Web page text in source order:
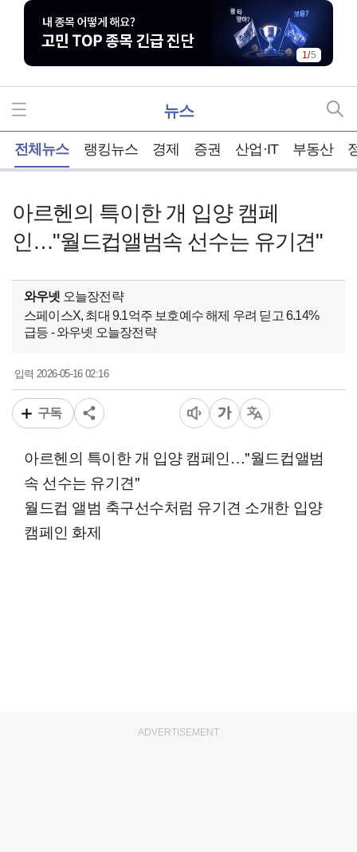
1/5
뉴스
전체뉴스 랭킹뉴스 경제 증권 산업·IT 부동산
아르헨의 특이한 개 입양 캠페
인…"월드컵앨범속 선수는 유기견"
와우넷 오늘장전략
스페이스X, 최대 9.1억주 보호예수 해제 우려 딛고 6.14%
급등 - 와우넷 오늘장전략
입력2026-05-16 02:16
구독
아르헨의 특이한 개 입양 캠페인…"월드컵앨범
속 선수는 유기견"
월드컵 앨범 축구선수처럼 유기견 소개한 입양
캠페인 화제
ADVERTISEMENT